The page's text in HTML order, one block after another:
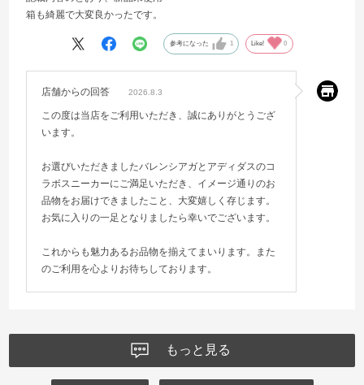
箱も綺麗で大変良かったです。
参考になった 1 Like! 0
店舗からの回答 2026.8.3
この度は当店をご利用いただき、誠にありがとうござ
います。
お選びいただきましたバレンシアガとアディダスのコ
ラボスニーカーにご満足いただき、イメージ通りのお
品物をお届けできましたこと、大変嬉しく存じます。
お気に入りの一足となりましたら幸いでございます。
これからも魅力あるお品物を揃えてまいります。また
のご利用を心よりお待ちしております。
もっと見る